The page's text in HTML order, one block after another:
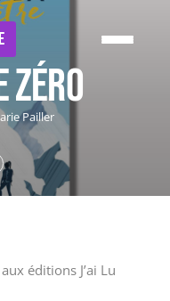
zéro
Pailler
éditions J’ai Lu